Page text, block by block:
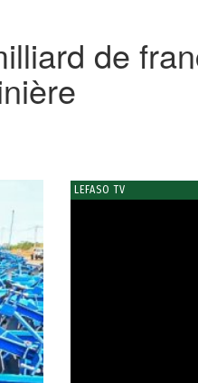
de
LEFASO TV